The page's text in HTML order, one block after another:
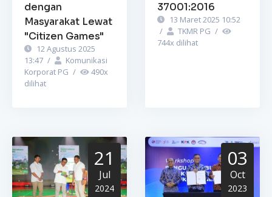
dengan
Masyarakat Lewat
"Citizen Games"
12 Agustus 2025
13:47 /
Komunikasi
Korporat PG / 490x
dilihat
37001:2016
13 Maret 2025 10:52
/
TKMR PG /
744x dilihat
21
Jul
2024
03
Oct
2023